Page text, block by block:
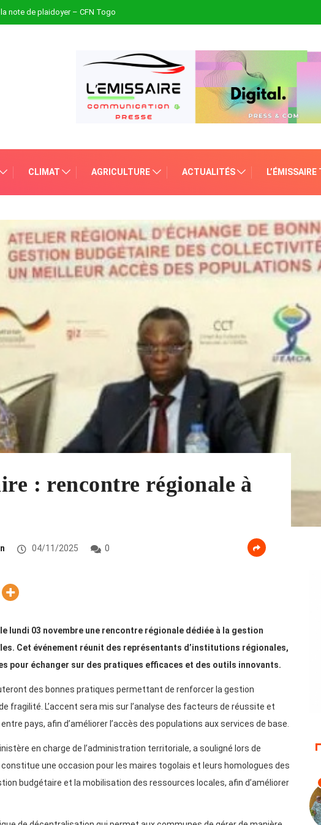
note de plaidoyer – CFN Togo
CLIMAT AGRICULTURE ACTUALITÉS L’ÉMISSAIRE
: rencontre régionale à
04/11/2025 0
lundi 03 novembre une rencontre régionale dédiée à la gestion
Cet événement réunit des représentants d’institutions régionales,
pour échanger sur des pratiques efficaces et des outils innovants.
des bonnes pratiques permettant de renforcer la gestion
fragilité. L’accent sera mis sur l’analyse des facteurs de réussite et
pays, afin d’améliorer l’accès des populations aux services de base.
en charge de l’administration territoriale, a souligné lors de
constitue une occasion pour les maires togolais et leurs homologues des
budgétaire et la mobilisation des ressources locales, afin d’améliorer